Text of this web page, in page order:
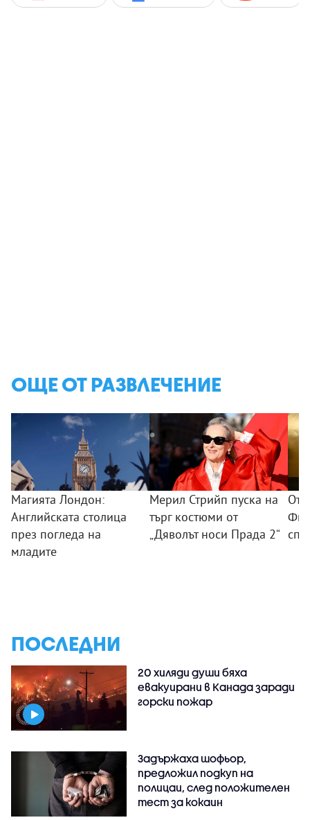
ОЩЕ ОТ РАЗВЛЕЧЕНИЕ
Магията Лондон:
Английската столица
през погледа на
младите
Мерил Стрийп пуска на
търг костюми от
„Дяволът носи Прада 2“
От
ПОСЛЕДНИ
20 хиляди души бяха
евакуирани в Канада заради
горски пожар
Задържаха шофьор,
предложил подкуп на
полицаи, след положителен
тест за кокаин